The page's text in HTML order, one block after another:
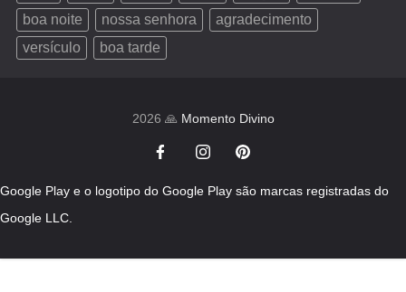
boa noite
nossa senhora
agradecimento
versículo
boa tarde
2026 🙏 Momento Divino
Google Play e o logotipo do Google Play são marcas registradas do
Google LLC.